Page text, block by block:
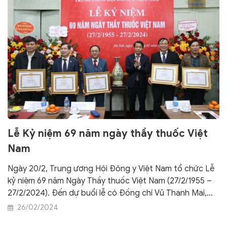
Lễ Kỷ niệm 69 năm ngày thầy thuốc Việt
Nam
Ngày 20/2, Trung ương Hội Đông y Việt Nam tổ chức Lễ
kỷ niệm 69 năm Ngày Thầy thuốc Việt Nam (27/2/1955 –
27/2/2024). Đến dự buổi lễ có Đồng chí Vũ Thanh Mai,
Phó Trưởng Ban Tuyên giáo Trung ương, Đồng chí Bùi
26/02/2024